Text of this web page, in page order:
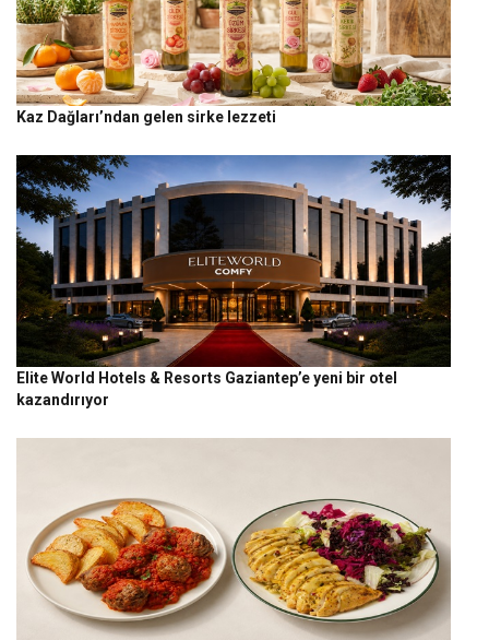
Kaz Dağları’ndan gelen sirke lezzeti
Elite World Hotels & Resorts Gaziantep’e yeni bir otel
kazandırıyor